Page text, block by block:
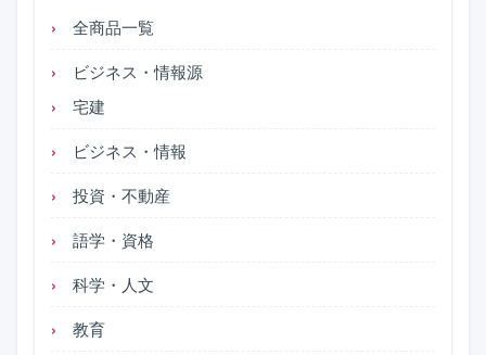
全商品一覧
ビジネス・情報源
宅建
ビジネス・情報
投資・不動産
語学・資格
科学・人文
教育